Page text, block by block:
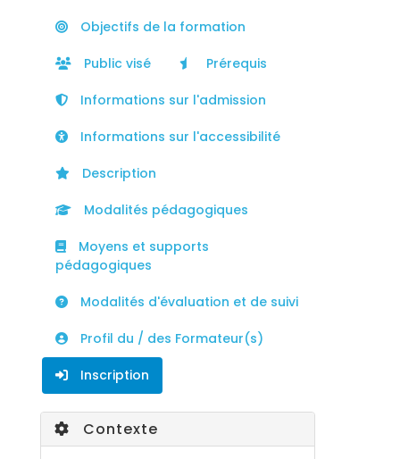
Objectifs de la formation
Public visé Prérequis
Informations sur l'admission
Informations sur l'accessibilité
Description
Modalités pédagogiques
Moyens et supports
pédagogiques
Modalités d'évaluation et de suivi
Profil du / des Formateur(s)
Inscription
Contexte